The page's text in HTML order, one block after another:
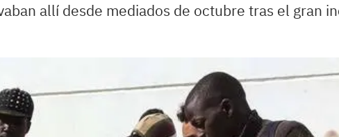
allí desde mediados de octubre tras el gran